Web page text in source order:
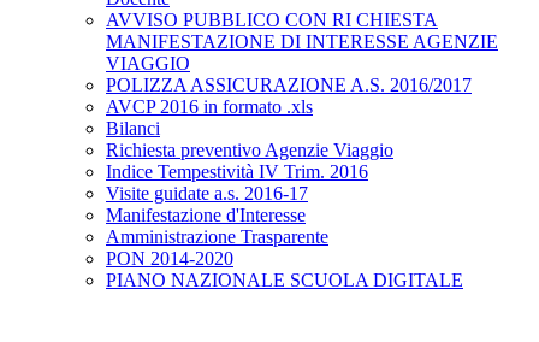
AVVISO PUBBLICO CON RI CHIESTA
MANIFESTAZIONE DI INTERESSE AGENZIE
VIAGGIO
POLIZZA ASSICURAZIONE A.S. 2016/2017
AVCP 2016 in formato .xls
Bilanci
Richiesta preventivo Agenzie Viaggio
Indice Tempestività IV Trim. 2016
Visite guidate a.s. 2016-17
Manifestazione d'Interesse
Amministrazione Trasparente
PON 2014-2020
PIANO NAZIONALE SCUOLA DIGITALE